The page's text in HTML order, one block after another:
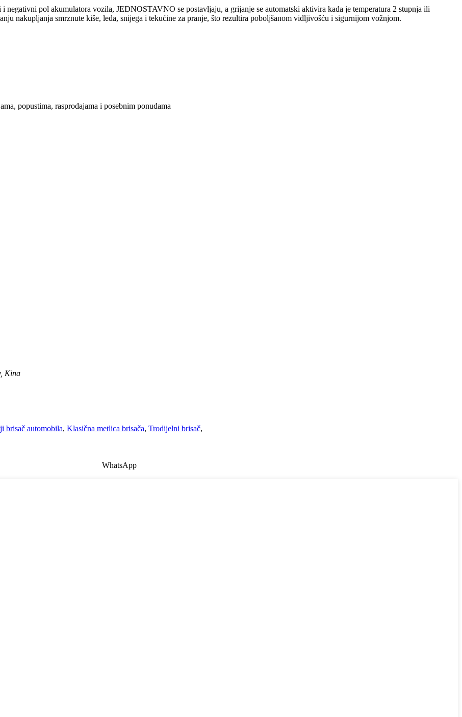
negativni pol akumulatora vozila, JEDNOSTAVNO se postavljaju, a grijanje se automatski aktivira kada je temperatura 2 stupnja ili
nakupljanja smrznute kiše, leda, snijega i tekućine za pranje, što rezultira poboljšanom vidljivošću i sigurnijom vožnjom.
popustima, rasprodajama i posebnim ponudama
Kina
brisač automobila, Klasična metlica brisača, Trodijelni brisač,
WhatsApp